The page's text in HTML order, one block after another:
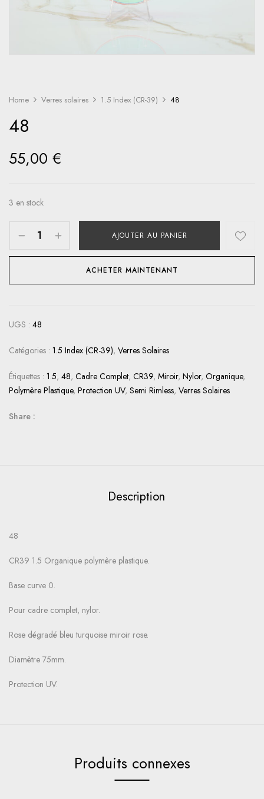
Home Verres solaires 1.5 Index (CR-39) 48
48
55,00 €
3 en stock
AJOUTER AU PANIER
ACHETER MAINTENANT
UGS : 48
Catégories : 1.5 Index (CR-39), Verres Solaires
Étiquettes : 1.5, 48, Cadre Complet, CR39, Miroir, Nylor, Organique,
Polymère Plastique, Protection UV, Semi Rimless, Verres Solaires
Share :
Description
48
CR39 1.5 Organique polymère plastique.
Base curve 0.
Pour cadre complet, nylor.
Rose dégradé bleu turquoise miroir rose.
Diamètre 75mm.
Protection UV.
Produits connexes